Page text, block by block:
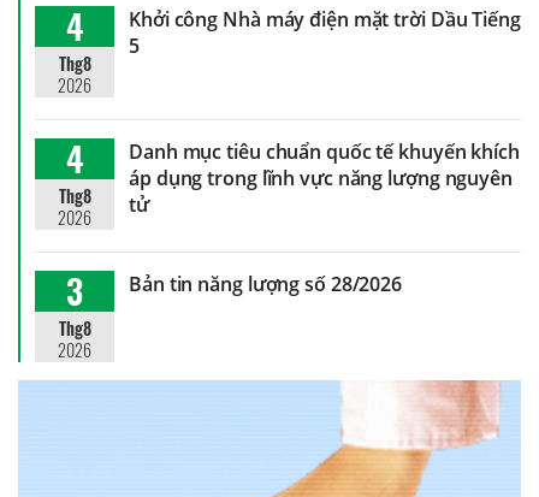
4
Thg8
2026
Khởi công Nhà máy điện mặt trời Dầu Tiếng
5
4
Thg8
2026
Danh mục tiêu chuẩn quốc tế khuyến khích
áp dụng trong lĩnh vực năng lượng nguyên
tử
3
Thg8
2026
Bản tin năng lượng số 28/2026